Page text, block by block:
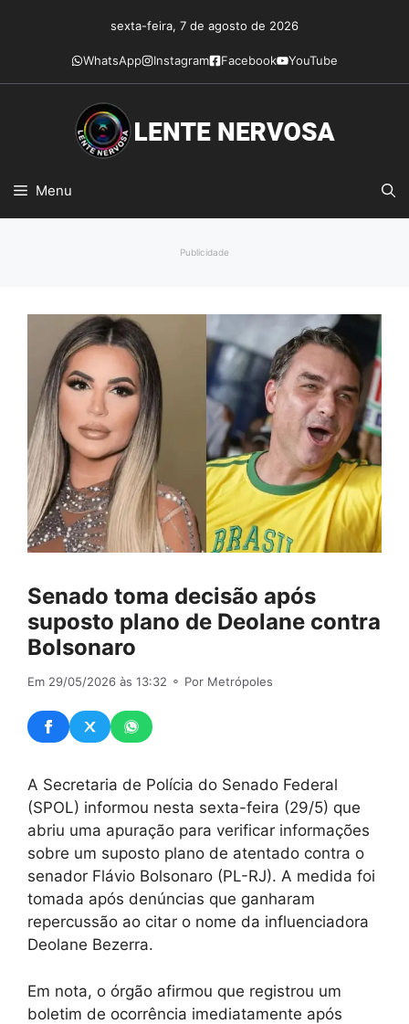
conteúdo
sexta-feira, 7 de agosto de 2026
WhatsApp Instagram Facebook YouTube
Menu
Publicidade
Senado toma decisão após
suposto plano de Deolane contra
Bolsonaro
Em 29/05/2026 às 13:32 ⚬ Por Metrópoles
A Secretaria de Polícia do Senado Federal
(SPOL) informou nesta sexta-feira (29/5) que
abriu uma apuração para verificar informações
sobre um suposto plano de atentado contra o
senador Flávio Bolsonaro (PL-RJ). A medida foi
tomada após denúncias que ganharam
repercussão ao citar o nome da influenciadora
Deolane Bezerra.
Em nota, o órgão afirmou que registrou um
boletim de ocorrência imediatamente após